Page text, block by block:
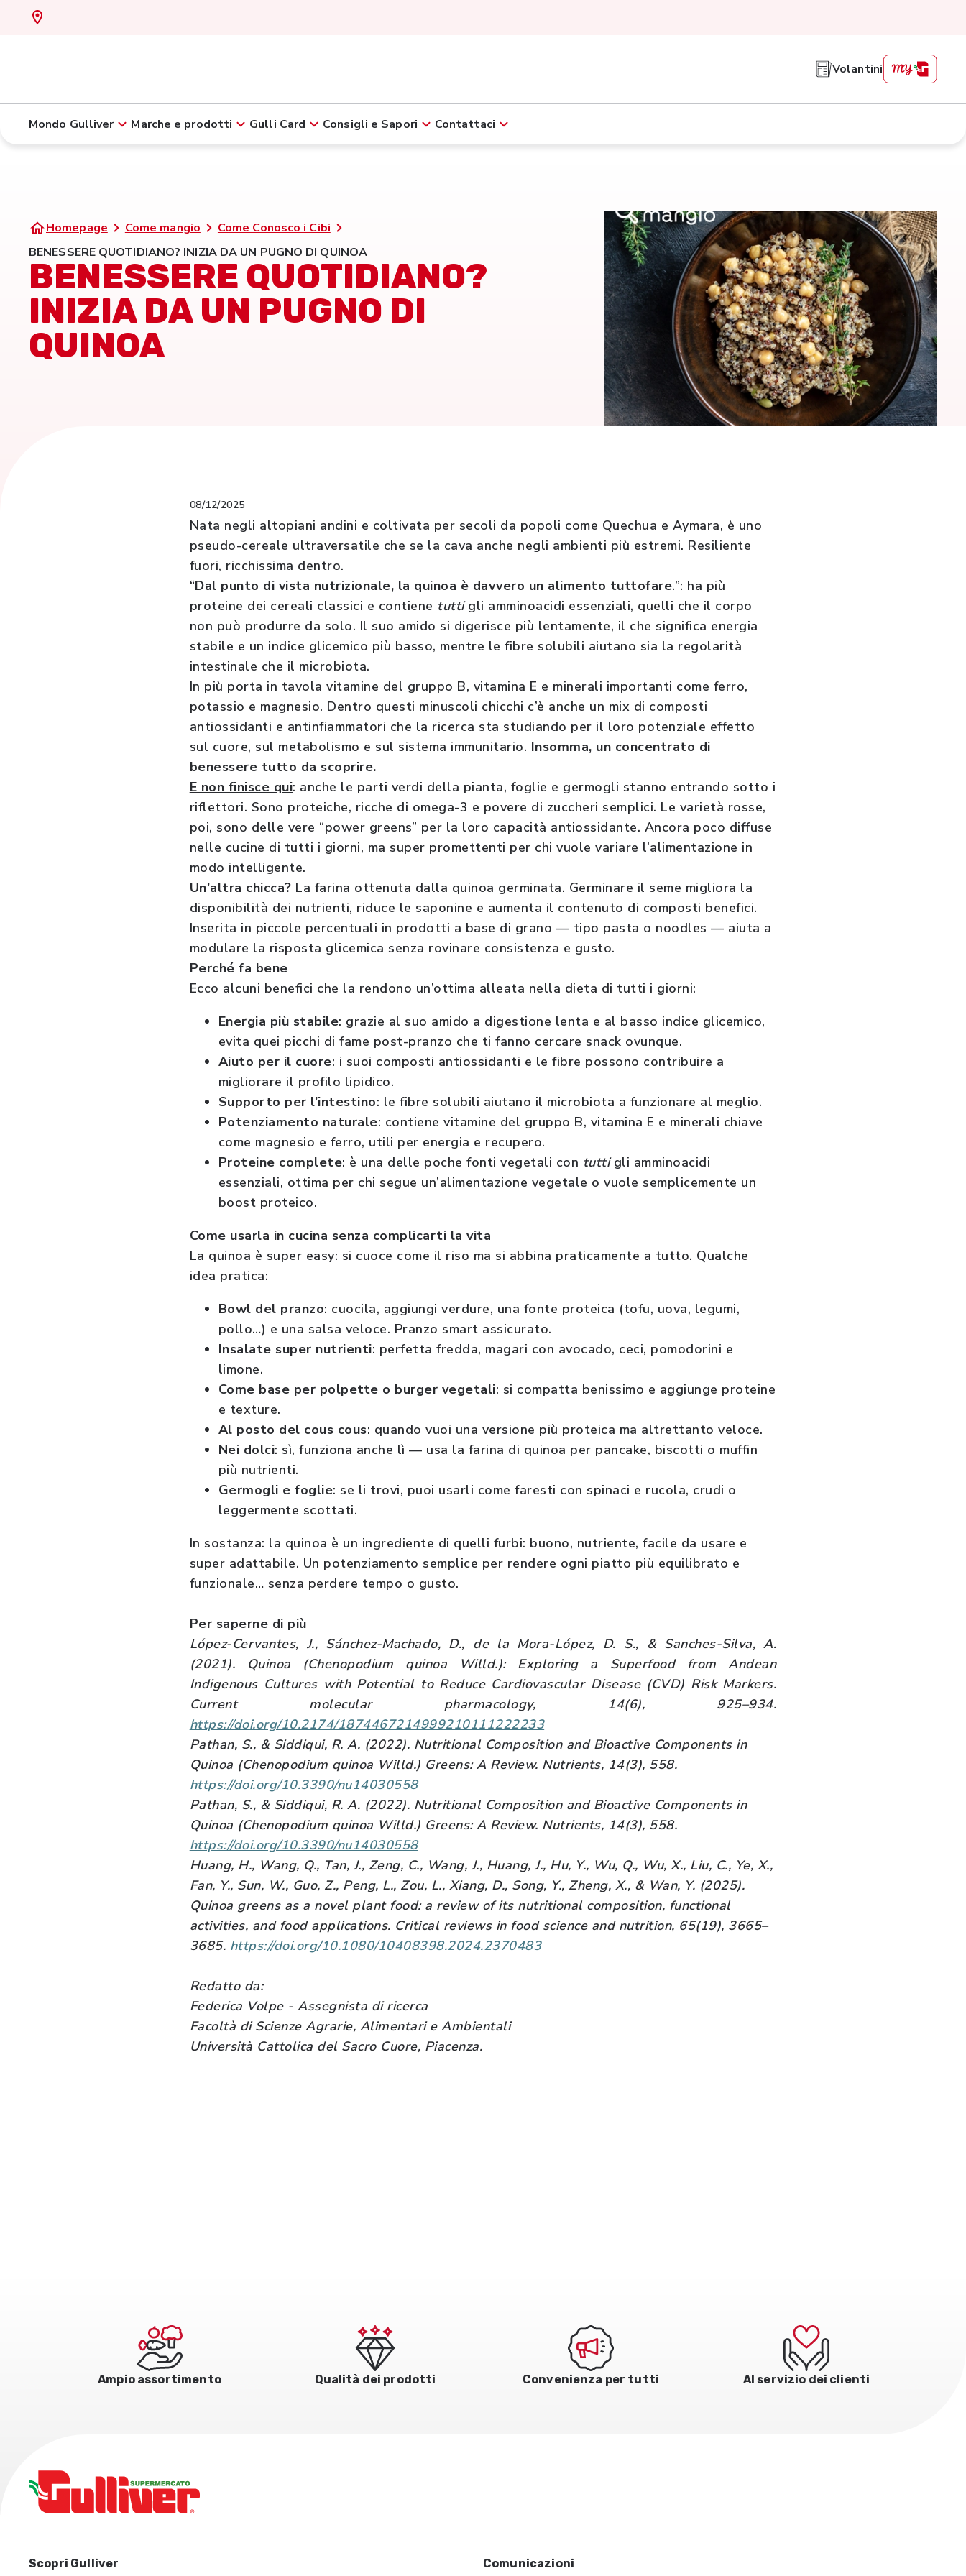
Volantini
Mondo Gulliver Marche e prodotti Gulli Card Consigli e Sapori Contattaci
Homepage Come mangio
Come Conosco i Cibi
BENESSERE QUOTIDIANO? INIZIA DA UN PUGNO DI QUINOA
BENESSERE QUOTIDIANO?
INIZIA DA UN PUGNO DI
QUINOA
08/12/2025
Nata negli altopiani andini e coltivata per secoli da popoli come Quechua e Aymara, è uno
pseudo-cereale ultraversatile che se la cava anche negli ambienti più estremi. Resiliente
fuori, ricchissima dentro.
“Dal punto di vista nutrizionale, la quinoa è davvero un alimento tuttofare.”: ha più
proteine dei cereali classici e contiene tuttigli amminoacidi essenziali, quelli che il corpo
non può produrre da solo. Il suo amido si digerisce più lentamente, il che significa energia
stabile e un indice glicemico più basso, mentre le fibre solubili aiutano sia la regolarità
intestinale che il microbiota.
In più porta in tavola vitamine del gruppo B, vitamina E e minerali importanti come ferro,
potassio e magnesio. Dentro questi minuscoli chicchi c’è anche un mix di composti
antiossidanti e antinfiammatori che la ricerca sta studiando per il loro potenziale effetto
sul cuore, sul metabolismo e sul sistema immunitario. Insomma, un concentrato di
benessere tutto da scoprire.
E non finisce qui: anche le parti verdi della pianta, foglie e germogli stanno entrando sotto i
riflettori. Sono proteiche, ricche di omega-3 e povere di zuccheri semplici. Le varietà rosse,
poi, sono delle vere “power greens” per la loro capacità antiossidante. Ancora poco diffuse
nelle cucine di tutti i giorni, ma super promettenti per chi vuole variare l’alimentazione in
modo intelligente.
Un’altra chicca? La farina ottenuta dalla quinoa germinata. Germinare il seme migliora la
disponibilità dei nutrienti, riduce le saponine e aumenta il contenuto di composti benefici.
Inserita in piccole percentuali in prodotti a base di grano — tipo pasta o noodles — aiuta a
modulare la risposta glicemica senza rovinare consistenza e gusto.
Perché fa bene
Ecco alcuni benefici che la rendono un’ottima alleata nella dieta di tutti i giorni:
Energia più stabile: grazie al suo amido a digestione lenta e al basso indice glicemico,
evita quei picchi di fame post-pranzo che ti fanno cercare snack ovunque.
Aiuto per il cuore: i suoi composti antiossidanti e le fibre possono contribuire a
migliorare il profilo lipidico.
Supporto per l’intestino: le fibre solubili aiutano il microbiota a funzionare al meglio.
Potenziamento naturale: contiene vitamine del gruppo B, vitamina E e minerali chiave
come magnesio e ferro, utili per energia e recupero.
Proteine complete: è una delle poche fonti vegetali con tuttigli amminoacidi
essenziali, ottima per chi segue un’alimentazione vegetale o vuole semplicemente un
boost proteico.
Come usarla in cucina senza complicarti la vita
La quinoa è super easy: si cuoce come il riso ma si abbina praticamente a tutto. Qualche
idea pratica:
Bowl del pranzo: cuocila, aggiungi verdure, una fonte proteica (tofu, uova, legumi,
pollo…) e una salsa veloce. Pranzo smart assicurato.
Insalate super nutrienti: perfetta fredda, magari con avocado, ceci, pomodorini e
limone.
Come base per polpette o burger vegetali: si compatta benissimo e aggiunge proteine
e texture.
Al posto del cous cous: quando vuoi una versione più proteica ma altrettanto veloce.
Nei dolci: sì, funziona anche lì — usa la farina di quinoa per pancake, biscotti o muffin
più nutrienti.
Germogli e foglie: se li trovi, puoi usarli come faresti con spinaci e rucola, crudi o
leggermente scottati.
In sostanza: la quinoa è un ingrediente di quelli furbi: buono, nutriente, facile da usare e
super adattabile. Un potenziamento semplice per rendere ogni piatto più equilibrato e
funzionale… senza perdere tempo o gusto.
Per saperne di più
López-Cervantes, J., Sánchez-Machado, D., de la Mora-López, D. S., & Sanches-Silva, A.
(2021). Quinoa (Chenopodium quinoa Willd.): Exploring a Superfood from Andean
Indigenous Cultures with Potential to Reduce Cardiovascular Disease (CVD) Risk Markers.
Current molecular pharmacology, 14(6), 925–934.
https://doi.org/10.2174/1874467214999210111222233
Pathan, S., & Siddiqui, R. A. (2022). Nutritional Composition and Bioactive Components in
Quinoa (Chenopodium quinoa Willd.) Greens: A Review. Nutrients, 14(3), 558.
https://doi.org/10.3390/nu14030558
Pathan, S., & Siddiqui, R. A. (2022). Nutritional Composition and Bioactive Components in
Quinoa (Chenopodium quinoa Willd.) Greens: A Review. Nutrients, 14(3), 558.
https://doi.org/10.3390/nu14030558
Huang, H., Wang, Q., Tan, J., Zeng, C., Wang, J., Huang, J., Hu, Y., Wu, Q., Wu, X., Liu, C., Ye, X.,
Fan, Y., Sun, W., Guo, Z., Peng, L., Zou, L., Xiang, D., Song, Y., Zheng, X., & Wan, Y. (2025).
Quinoa greens as a novel plant food: a review of its nutritional composition, functional
activities, and food applications. Critical reviews in food science and nutrition, 65(19), 3665–
3685. https://doi.org/10.1080/10408398.2024.2370483
Redatto da:
Federica Volpe- Assegnista di ricerca
Facoltà di Scienze Agrarie, Alimentari e Ambientali
Università Cattolica del Sacro Cuore, Piacenza.
Ampio assortimento Qualità dei prodotti Convenienza per tutti Al servizio dei clienti
Scopri Gulliver Comunicazioni